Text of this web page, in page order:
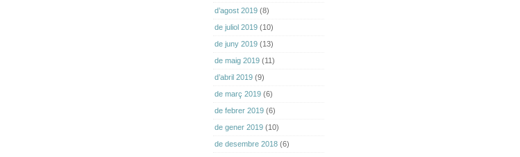
d’agost 2019 (8)
de juliol 2019 (10)
de juny 2019 (13)
de maig 2019 (11)
d’abril 2019 (9)
de març 2019 (6)
de febrer 2019 (6)
de gener 2019 (10)
de desembre 2018 (6)